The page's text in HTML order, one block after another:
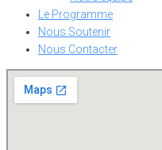
Le Programme
Nous Soutenir
Nous Contacter